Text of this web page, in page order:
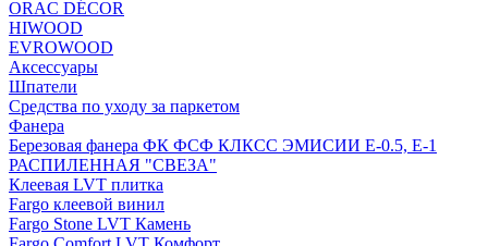
ORAC DÉCOR
HIWOOD
EVROWOOD
Аксессуары
Шпатели
Средства по уходу за паркетом
Фанера
Березовая фанера ФК ФСФ КЛКСС ЭМИСИИ Е-0.5, Е-1
РАСПИЛЕННАЯ "СВЕЗА"
Клеевая LVT плитка
Fargo клеевой винил
Fargo Stone LVT Камень